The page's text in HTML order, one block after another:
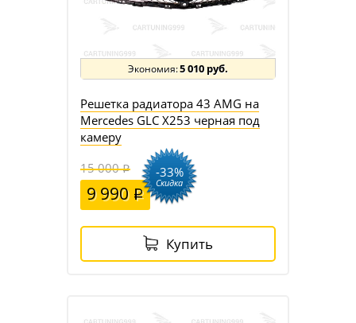
5 010 руб.
Решетка радиатора 43 AMG на
Mercedes GLC X253 черная под
камеру
15 000
9 990
-33%
Скидка
Купить